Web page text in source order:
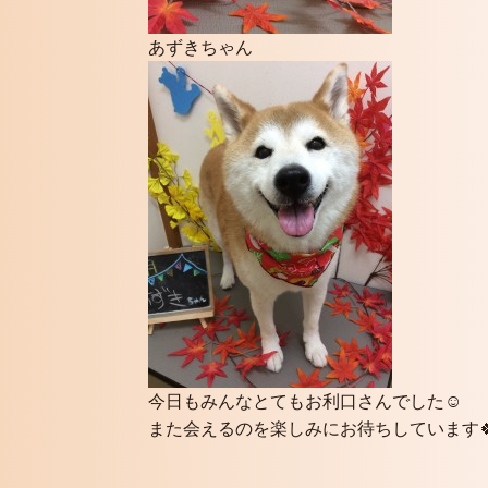
あずきちゃん
今日もみんなとてもお利口さんでした☺️
また会えるのを楽しみにお待ちしています